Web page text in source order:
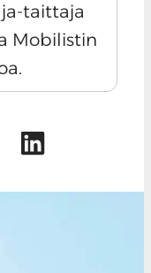
taittaja
Mobilistin